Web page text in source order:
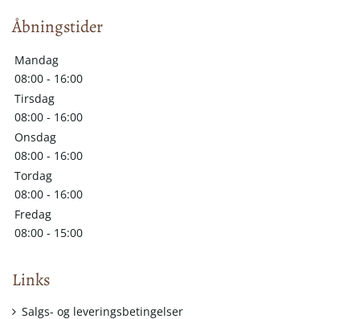
Åbningstider
Mandag
08:00 - 16:00
Tirsdag
08:00 - 16:00
Onsdag
08:00 - 16:00
Tordag
08:00 - 16:00
Fredag
08:00 - 15:00
Links
Salgs- og leveringsbetingelser